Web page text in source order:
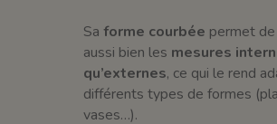
Saforme courbée permet
aussi bien les mesures
qu’externes, ce qui le rend
différents types de formes
vases…).